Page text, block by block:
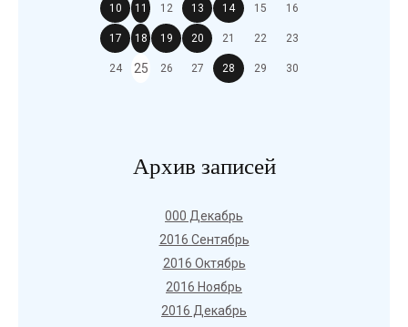
10 11 12 13 14 15 16
17 18 19 20 21 22 23
24 25 26 27 28 29 30
Архив записей
000 Декабрь
2016 Сентябрь
2016 Октябрь
2016 Ноябрь
2016 Декабрь